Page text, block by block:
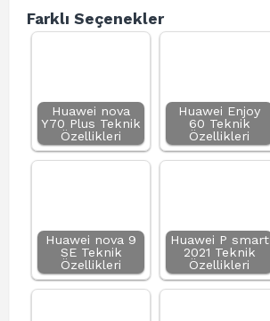
Farklı Seçenekler
Huawei nova
Y70 Plus Teknik
Özellikleri
Huawei Enjoy
60 Teknik
Özellikleri
Huawei nova 9
SE Teknik
Özellikleri
Huawei P smart
2021 Teknik
Özellikleri